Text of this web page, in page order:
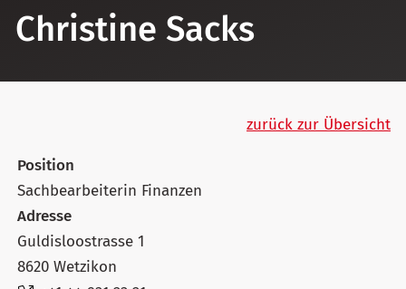
Christine Sacks
zurück zur Übersicht
Position
Sachbearbeiterin Finanzen
Adresse
Guldisloostrasse 1
8620 Wetzikon